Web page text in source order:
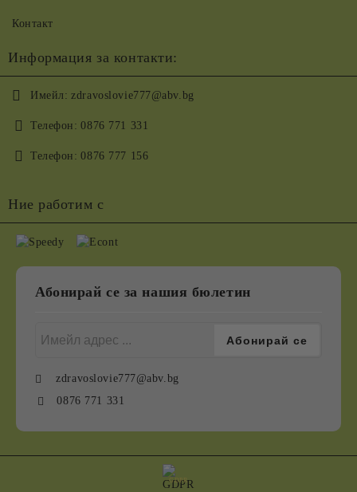
Контакт
Информация за контакти:
Имейл: zdravoslovie777@abv.bg
Телефон: 0876 771 331
Телефон: 0876 777 156
Ние работим с
Абонирай се за нашия бюлетин
zdravoslovie777@abv.bg
0876 771 331
GDPR